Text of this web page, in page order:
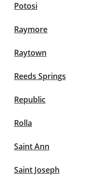
Potosi
Raymore
Raytown
Reeds Springs
Republic
Rolla
Saint Ann
Saint Joseph